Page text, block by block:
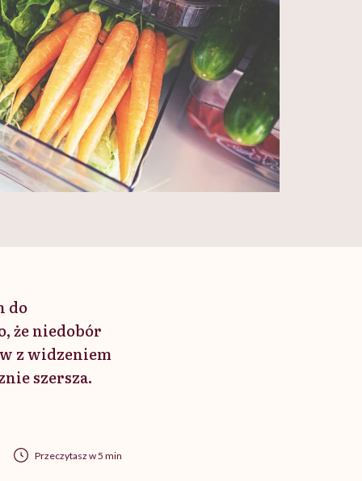
do
że niedobór
z widzeniem
szersza.
Przeczytasz w 5 min